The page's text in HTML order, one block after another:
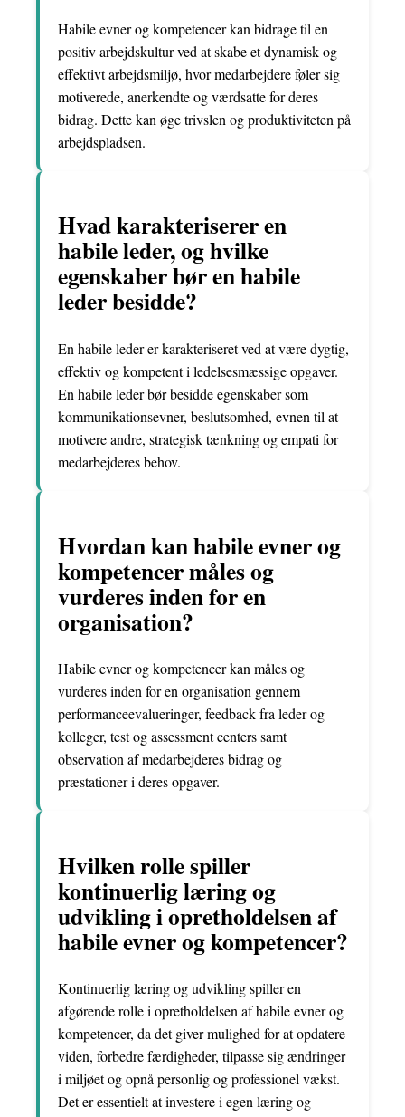
Habile evner og kompetencer kan bidrage til en
positiv arbejdskultur ved at skabe et dynamisk og
effektivt arbejdsmiljø, hvor medarbejdere føler sig
motiverede, anerkendte og værdsatte for deres
bidrag. Dette kan øge trivslen og produktiviteten på
arbejdspladsen.
Hvad karakteriserer en
habile leder, og hvilke
egenskaber bør en habile
leder besidde?
En habile leder er karakteriseret ved at være dygtig,
effektiv og kompetent i ledelsesmæssige opgaver.
En habile leder bør besidde egenskaber som
kommunikationsevner, beslutsomhed, evnen til at
motivere andre, strategisk tænkning og empati for
medarbejderes behov.
Hvordan kan habile evner og
kompetencer måles og
vurderes inden for en
organisation?
Habile evner og kompetencer kan måles og
vurderes inden for en organisation gennem
performanceevalueringer, feedback fra leder og
kolleger, test og assessment centers samt
observation af medarbejderes bidrag og
præstationer i deres opgaver.
Hvilken rolle spiller
kontinuerlig læring og
udvikling i opretholdelsen af
habile evner og kompetencer?
Kontinuerlig læring og udvikling spiller en
afgørende rolle i opretholdelsen af habile evner og
kompetencer, da det giver mulighed for at opdatere
viden, forbedre færdigheder, tilpasse sig ændringer
i miljøet og opnå personlig og professionel vækst.
Det er essentielt at investere i egen læring og